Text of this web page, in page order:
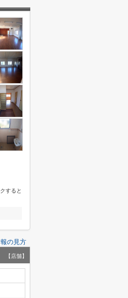
すると
の見方
【店舗】